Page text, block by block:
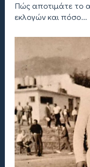
Πώς αποτιμάτε το
εκλογών και πόσο...